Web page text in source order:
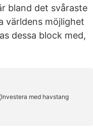
bland det svåraste
världens möjlighet
dessa block med,